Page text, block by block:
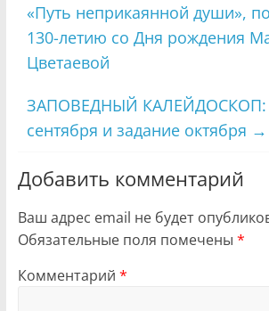
«Путь неприкаянной души»,
130-летию со Дня рождения
Цветаевой
ЗАПОВЕДНЫЙ КАЛЕЙДОСКОП:
сентября и задание октября →
Добавить комментарий
Ваш адрес email не будет
Обязательные поля помечены *
Комментарий *